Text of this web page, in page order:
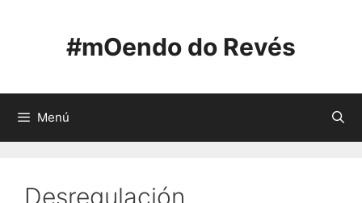
#mOendo do Revés
Menú
Desregulación